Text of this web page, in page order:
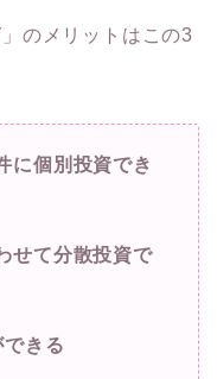
のメリットはこの3
に個別投資でき
せて分散投資で
きる